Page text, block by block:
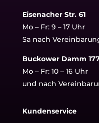
Eisenacher Str. 61
Mo – Fr: 9 – 17 Uhr
Sa nach
Buckower Damm
Mo – Fr: 10 – 16 Uhr
und nach
Kundenservice